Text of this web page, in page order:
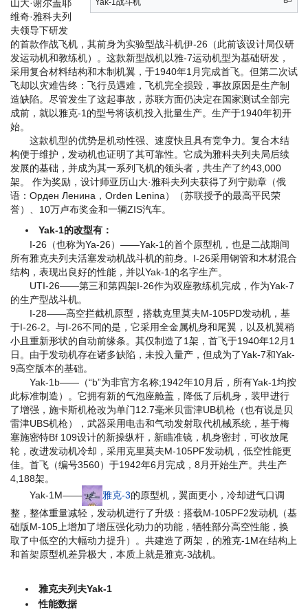
Yak-1战斗机
山大·谢尔盖耶
维奇·雅科夫列
夫领导下研发
的首款作战飞机，其前身为实验型战斗机伊-26（此前该设计局仅研
发运动机和教练机）。这款新型战机以雅-7运动机型为基础研发，
采用复合材料结构和木制机翼，于1940年1月完成首飞。但第二次试
飞却以灾难告终：飞行员遇难，飞机完全损毁，事故原因是生产制
造缺陷。尽管发生了这起事故，苏联方面仍决定在国家测试全部完
成前，就以雅克-1的型号将该机投入批量生产。生产于1940年初开
始。
这款机型的优势是机动性强、速度快且具有竞争力。复合木结
构便于维护，发动机也证明了其可靠性。它成为雅科夫列夫局后续
发展的基础，并成为其一系列飞机的领头者，共生产了约43,000
架。 作为奖励，设计师亚历山大·雅科夫列夫获得了列宁勋章（俄
语：Орден Ленина，Orden Lenina）（苏联授予的最高平民荣
誉）、10万卢布奖金和一辆ZIS汽车。
Yak-1的改型有：
I-26（也称为Ya-26）——Yak-1的首个原型机，也是二战期间
所有雅克夫列夫活塞发动机战斗机的前身。I-26采用钢管和木材混合
结构，表现出良好的性能，并以Yak-1的名字生产。
UTI-26——第三和第四架I-26作为双座教练机完成，作为Yak-7
的生产型战斗机。
I-28——高空拦截机原型，搭载克里莫夫M-105PD发动机，基
于I-26-2。与I-26不同的是，它采用全金属机身和尾翼，以及机翼稍
小且重新形状的自动前缘条。其仅制造了1架，首飞于1940年12月1
日。由于发动机存在诸多缺陷，未投入量产，但成为了Yak-7和Yak-
9高空版本的基础。
Yak-1b——（“b”为非官方名称;1942年10月后，所有Yak-1均按
此标准制造）。它拥有新的气泡座舱盖，降低了后机身，装甲进行
了增强，施卡斯机枪改为单门12.7毫米贝雷津UB机枪（也有说是贝
雷津UBS机枪），武器采用电击和气动发射取代机械系统，基于梅
塞施密特Bf 109设计的新操纵杆，新瞄准镜，机身密封，可收放尾
轮，改进发动机冷却，采用克里莫夫M-105PF发动机，低空性能更
佳。首飞（编号3560）于1942年6月完成，8月开始生产。共生产
4,188架。
Yak-1M——
雅克-3的原型机，翼面更小，冷却进气口调
整，整体重量减轻，发动机进行了升级：搭载M-105PF2发动机（基
础版M-105上增加了增压强化动力的功能，牺牲部分高空性能，换
取了中低空的大幅动力提升）。共建造了两架，的雅克-1М在结构上
和首架原型机差异极大，本质上就是雅克-3战机。
雅克夫列夫Yak-1
性能数据